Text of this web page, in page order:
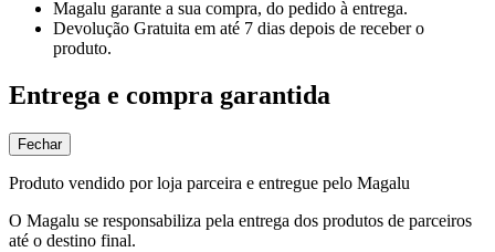
Magalu garante a sua compra, do pedido à entrega.
Devolução Gratuita em até 7 dias depois de receber o
produto.
Entrega e compra garantida
Fechar
Produto vendido por loja parceira e entregue pelo Magalu
O Magalu se responsabiliza pela entrega dos produtos de parceiros
até o destino final.